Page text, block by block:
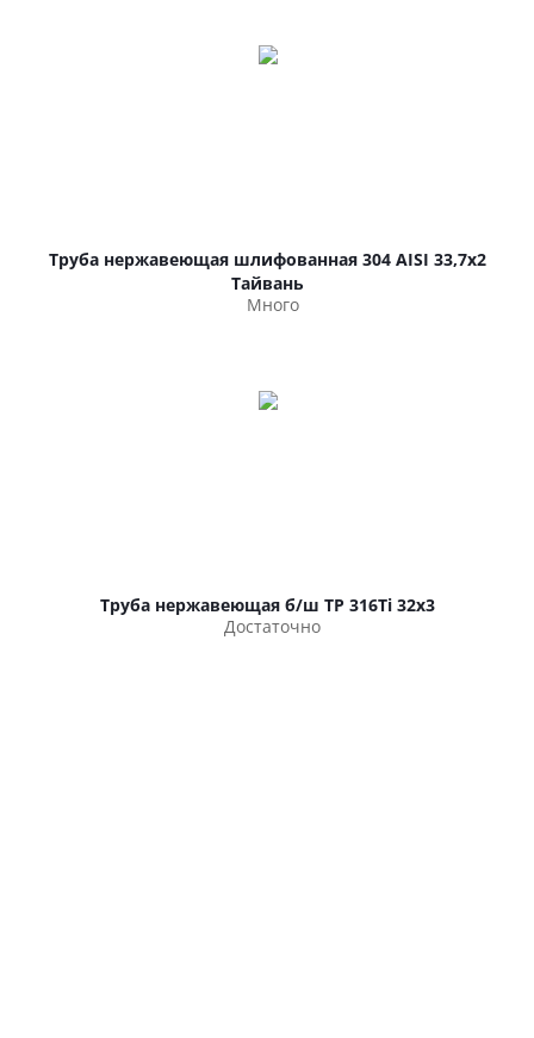
Труба нержавеющая шлифованная 304 AISI 33,7х2
Тайвань
Много
Труба нержавеющая б/ш TP 316Ti 32х3
Достаточно